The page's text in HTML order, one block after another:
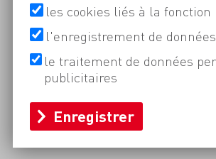
les cookies liés à la fonction
l'enregistrement de
le traitement de données
publicitaires
Enregistrer